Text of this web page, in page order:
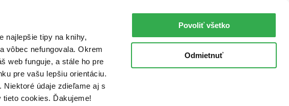
najlepšie tipy na knihy,
vôbec nefungovala. Okrem
web funguje, a stále ho pre
pre vašu lepšiu orientáciu.
Niektoré údaje zdieľame aj s
cookies. Ďakujeme!
Povoliť všetko
Odmietnuť